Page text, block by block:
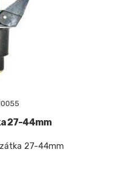
27-44mm
27-44mm